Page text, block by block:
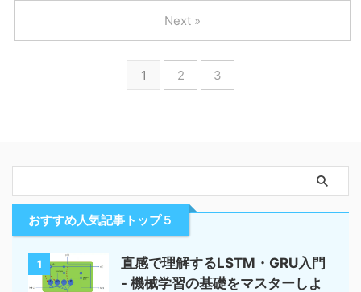
1 2 3
Next »
おすすめ人気記事トップ５
1
直感で理解するLSTM・GRU入門
- 機械学習の基礎をマスターしよ